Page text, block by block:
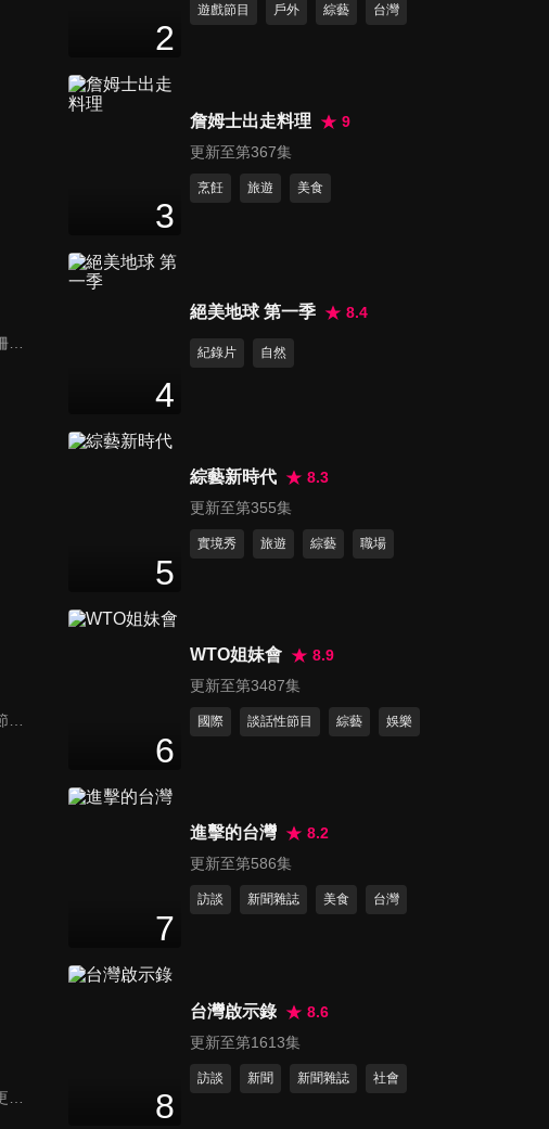
本土天王吳宗憲與女兒吳姍儒（Sandy）搭檔主持，每集邀請來賓暢談演藝圈大小事，父女檔聯手笑果十足，老梗搭上新世代，最新組合強勢登場！
讓男人更了解女人，女人更了解自己 ，揭密女性私房話，讓療癒專家教你更愛自己！由于美人和納豆攜手主持，更多你想知道的女性私密話題都在《私房話老實說》。
47 分鐘
有靈魂?!
47分鐘
第3433集 外國人回國後才發
阱!! 你能識破這些詐騙手法嗎?!
47
第3436集 買房vs.租房哪個最
划算?! 各國政策福利差很大?!
誰是自己人一秒辨別
第3438集 台灣生育率敬陪末
第3439集 到我的國家旅遊 選
這些店保證不踩雷!!
47
第3441集 震撼國際的熱血台灣
魂 外國人也為之瘋狂
2
遊戲節目 戶外 綜藝 台灣
3
詹姆士出走料理
9
更新至第367集
烹飪 旅遊 美食
4
絕美地球 第一季 8.4
紀錄片 自然
5
綜藝新時代
8.3
更新至第355集
實境秀 旅遊 綜藝 職場
6
WTO姐妹會
8.9
更新至第3487集
國際 談話性節目 綜藝 娛樂
7
進擊的台灣
8.2
更新至第586集
訪談 新聞雜誌 美食 台灣
8
台灣啟示錄
8.6
更新至第1613集
訪談 新聞 新聞雜誌 社會